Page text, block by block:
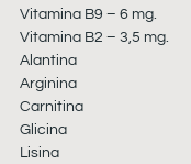
Vitamina B9 – 6 mg.
Vitamina B2 – 3,5 mg.
Alantina
Arginina
Carnitina
Glicina
Lisina